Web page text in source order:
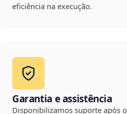
eficiência na execução.
Garantia e assistência
Disponibilizamos suporte após